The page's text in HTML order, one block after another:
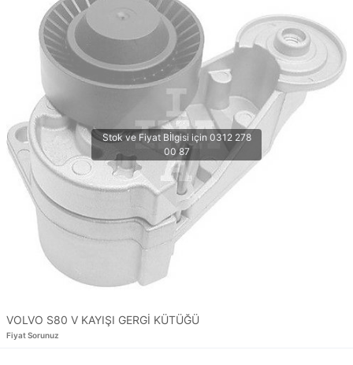
VOLVO S80 V KAYIŞI GERGİ KÜTÜĞÜ
Fiyat Sorunuz